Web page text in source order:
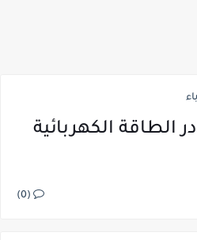
الطاقة الكهربائية
(0)